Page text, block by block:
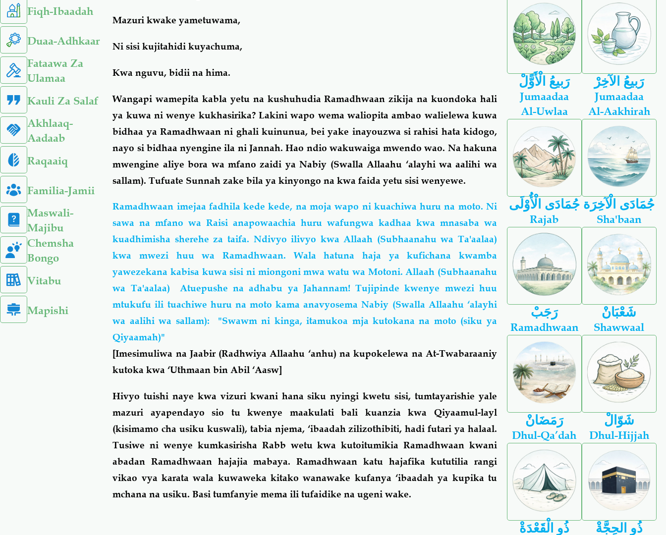
Fiqh-Ibaadah
Duaa-Adhkaar
Fataawa Za
Ulamaa
Kauli Za Salaf
Akhlaaq-
Aadaab
Raqaaiq
Familia-Jamii
Maswali-
Majibu
Chemsha
Bongo
Vitabu
Mapishi
Mazuri kwake yametuwama,
Ni sisi kujitahidi kuyachuma,
Kwa nguvu, bidii na hima.
Wangapi wamepita kabla yetu na kushuhudia Ramadhwaan zikija na kuondoka hali
ya kuwa ni wenye kukhasirika? Lakini wapo wema waliopita ambao walielewa kuwa
bidhaa ya Ramadhwaan ni ghali kuinunua, bei yake inayouzwa si rahisi hata kidogo,
nayo si bidhaa nyengine ila ni Jannah. Hao ndio wakuwaiga mwendo wao. Na hakuna
mwengine aliye bora wa mfano zaidi ya Nabiy (Swalla Allaahu ‘alayhi wa aalihi wa
sallam). Tufuate Sunnah zake bila ya kinyongo na kwa faida yetu sisi wenyewe.
Ramadhwaan imejaa fadhila kede kede, na moja wapo ni kuachiwa huru na moto. Ni
sawa na mfano wa Raisi anapowaachia huru wafungwa kadhaa kwa mnasaba wa
kuadhimisha sherehe za taifa. Ndivyo ilivyo kwa Allaah (Subhaanahu wa Ta'aalaa)
kwa mwezi huu wa Ramadhwaan. Wala hatuna haja ya kufichana kwamba
yawezekana kabisa kuwa sisi ni miongoni mwa watu wa Motoni. Allaah (Subhaanahu
wa Ta'aalaa) Atuepushe na adhabu ya Jahannam! Tujipinde kwenye mwezi huu
mtukufu ili tuachiwe huru na moto kama anavyosemaNabiy (Swalla Allaahu ‘alayhi
wa aalihi wa sallam): "Swawm ni kinga, itamukoa mja kutokana na moto (siku ya
Qiyaamah)"
[Imesimuliwa na Jaabir (Radhwiya Allaahu ‘anhu)na kupokelewa na At-Twabaraaniy
kutoka kwa ‘Uthmaan bin Abil ‘Aasw]
Hivyo tuishi naye kwa vizuri kwani hana siku nyingi kwetu sisi, tumtayarishie yale
mazuri ayapendayo sio tu kwenye maakulati bali kuanzia kwa Qiyaamul-layl
(kisimamo cha usiku kuswali), tabia njema, ‘ibaadah zilizothibiti, hadi futari ya halaal.
Tusiwe ni wenye kumkasirisha Rabb wetu kwa kutoitumikia Ramadhwaan kwani
abadan Ramadhwaan hajajia mabaya. Ramadhwaan katu hajafika kututilia rangi
vikao vya karata wala kuwaweka kitako wanawake kufanya ‘ibaadah ya kupika tu
mchana na usiku. Basi tumfanyie mema ili tufaidike na ugeni wake.
رَبيعُ الْأَوًّلْ رَبيعُ الآخِرْ
Jumaadaa
Al-Uwlaa
جُمَادَى الْأُوْلَى
Jumaadaa
Al-Aakhirah
جُمَادَى الْآخِرَة
Rajab
رَجَبْ
Sha'baan
شَعْبَانْ
Ramadhwaan
رَمَضَانْ
Shawwaal
شَوّالْ
Dhul-Qa’dah
ذُو الْقَعْدَةْ
Dhul-Hijjah
ذُو الحِجَّةْ